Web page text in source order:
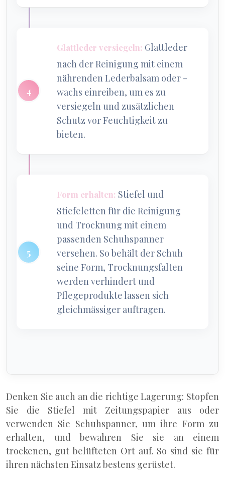
Glattleder versiegeln: Glattleder
nach der Reinigung mit einem
nährenden Lederbalsam oder -
wachs einreiben, um es zu
versiegeln und zusätzlichen
Schutz vor Feuchtigkeit zu
bieten.
Form erhalten: Stiefel und
Stiefeletten für die Reinigung
und Trocknung mit einem
passenden Schuhspanner
versehen. So behält der Schuh
seine Form, Trocknungsfalten
werden verhindert und
Pflegeprodukte lassen sich
gleichmässiger auftragen.
Denken Sie auch an die richtige Lagerung: Stopfen
Sie die Stiefel mit Zeitungspapier aus oder
verwenden Sie Schuhspanner, um ihre Form zu
erhalten, und bewahren Sie sie an einem
trockenen, gut belüfteten Ort auf. So sind sie für
ihren nächsten Einsatz bestens gerüstet.